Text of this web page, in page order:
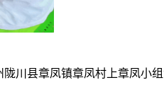
县章凤镇章凤村上章凤小组